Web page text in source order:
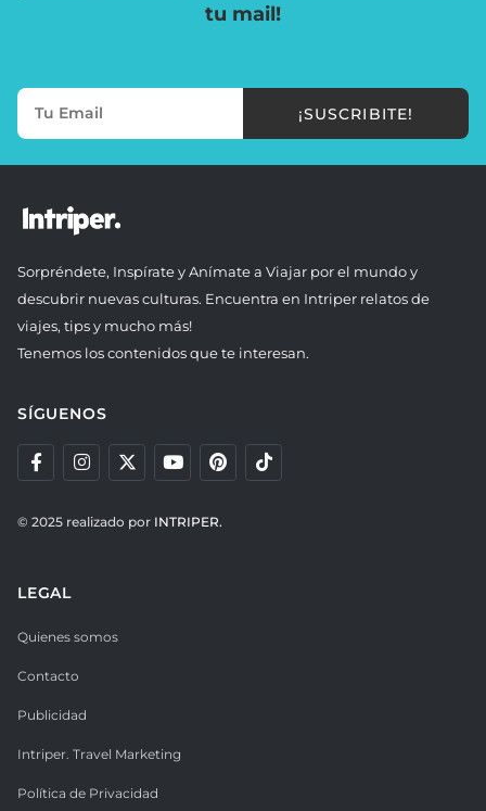
tu mail!
¡SUSCRIBITE!
Sorpréndete, Inspírate y Anímate a Viajar por el mundo y
descubrir nuevas culturas. Encuentra en Intriper relatos de
viajes, tips y mucho más!
Tenemos los contenidos que te interesan.
SÍGUENOS
© 2025 realizado por INTRIPER.
LEGAL
Quienes somos
Contacto
Publicidad
Intriper. Travel Marketing
Política de Privacidad